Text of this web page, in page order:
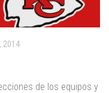
2014
de los equipos y